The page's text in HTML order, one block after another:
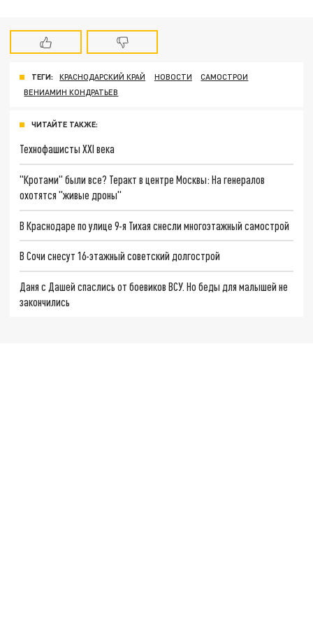
ТЕГИ: КРАСНОДАРСКИЙ КРАЙ НОВОСТИ
САМОСТРОИ
ВЕНИАМИН КОНДРАТЬЕВ
ЧИТАЙТЕ ТАКЖЕ:
Технофашисты XXI века
"Кротами" были все? Теракт в центре Москвы: На генералов
охотятся "живые дроны"
В Краснодаре по улице 9-я Тихая снесли многоэтажный самострой
В Сочи снесут 16-этажный советский долгострой
Даня с Дашей спаслись от боевиков ВСУ. Но беды для малышей не
закончились